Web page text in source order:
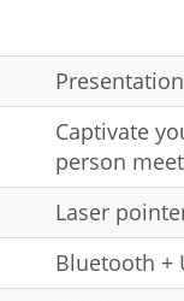
Captivate
person
Laser
Bluetooth +